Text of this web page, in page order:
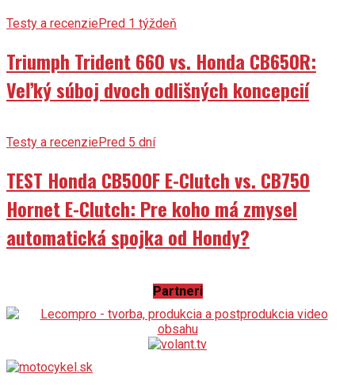
Testy a recenziePred 1 týždeň
Triumph Trident 660 vs. Honda CB650R:
Veľký súboj dvoch odlišných koncepcií
Testy a recenziePred 5 dní
TEST Honda CB500F E-Clutch vs. CB750
Hornet E-Clutch: Pre koho má zmysel
automatická spojka od Hondy?
Partneri